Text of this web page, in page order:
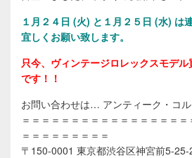
１ 月２４日 (火) と１月２５日 (水) は
宜しくお願い致します。
只今、ヴィンテージロレックスモデ
です！！
お問い合わせは… アンティーク・コ
＝＝＝＝＝＝＝＝＝＝＝＝＝＝＝＝
＝＝＝＝＝＝＝＝＝
〒150-0001 東京都渋谷区神宮前5-25-